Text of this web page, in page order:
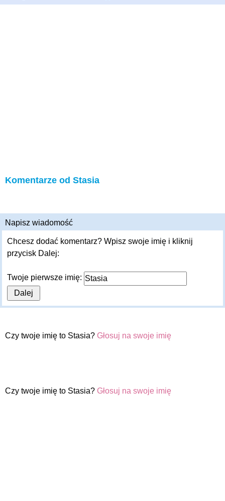
Komentarze od Stasia
Napisz wiadomość
Chcesz dodać komentarz? Wpisz swoje imię i kliknij
przycisk Dalej:
Twoje pierwsze imię:
Czy twoje imię to Stasia? Głosuj na swoje imię
Czy twoje imię to Stasia? Głosuj na swoje imię